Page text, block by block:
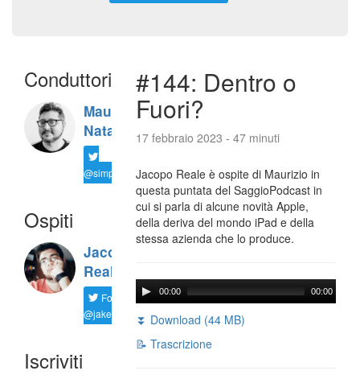
Conduttori
Maurizio
Natali
@simplemal
Ospiti
Jacopo
Reale
Follow
@jakereale
Iscriviti
#144: Dentro o
Fuori?
17 febbraio 2023 - 47 minuti
Jacopo Reale è ospite di Maurizio in
questa puntata del SaggioPodcast in
cui si parla di alcune novità Apple,
della deriva del mondo iPad e della
stessa azienda che lo produce.
00:00 00:00
⏬ Download (44 MB)
📝 Trascrizione